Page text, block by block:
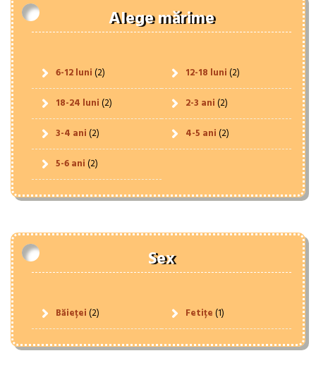
Alege mărime
6-12 luni(2) 12-18 luni(2)
18-24 luni(2) 2-3 ani(2)
3-4 ani(2) 4-5 ani(2)
5-6 ani(2)
Sex
Băieței(2) Fetițe(1)